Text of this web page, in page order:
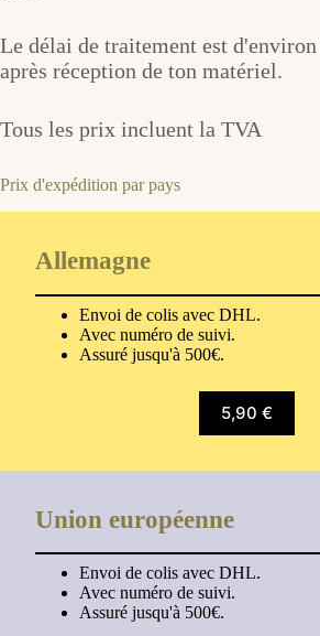
Le délai de traitement est d'environ
après réception de ton matériel.
Tous les prix incluent la TVA
Prix d'expédition par pays
Allemagne
Envoi de colis avec DHL.
Avec numéro de suivi.
Assuré jusqu'à 500€.
5,90 €
Union européenne
Envoi de colis avec DHL.
Avec numéro de suivi.
Assuré jusqu'à 500€.